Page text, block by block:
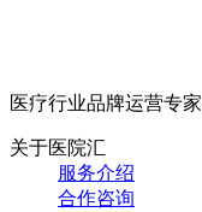
医疗行业品牌运营专家
关于医院汇
服务介绍
合作咨询